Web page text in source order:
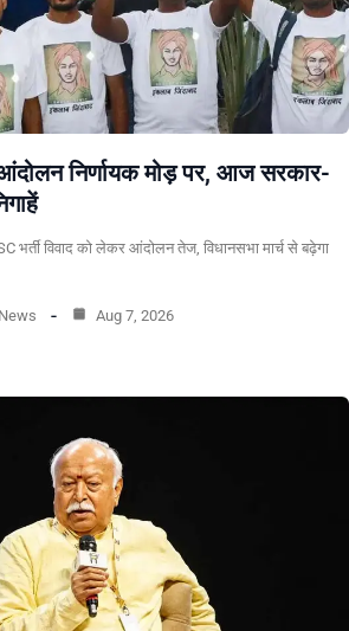
निर्णायक मोड़ पर, आज सरकार-
भर्ती विवाद को लेकर आंदोलन तेज, विधानसभा मार्च से बढ़ेगा
Aug 7, 2026